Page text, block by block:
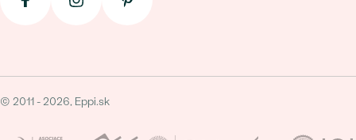
© 2011 - 2026, Eppi.sk